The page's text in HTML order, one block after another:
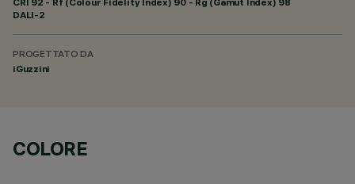
DALI-2
PROGETTATO DA
iGuzzini
COLORE